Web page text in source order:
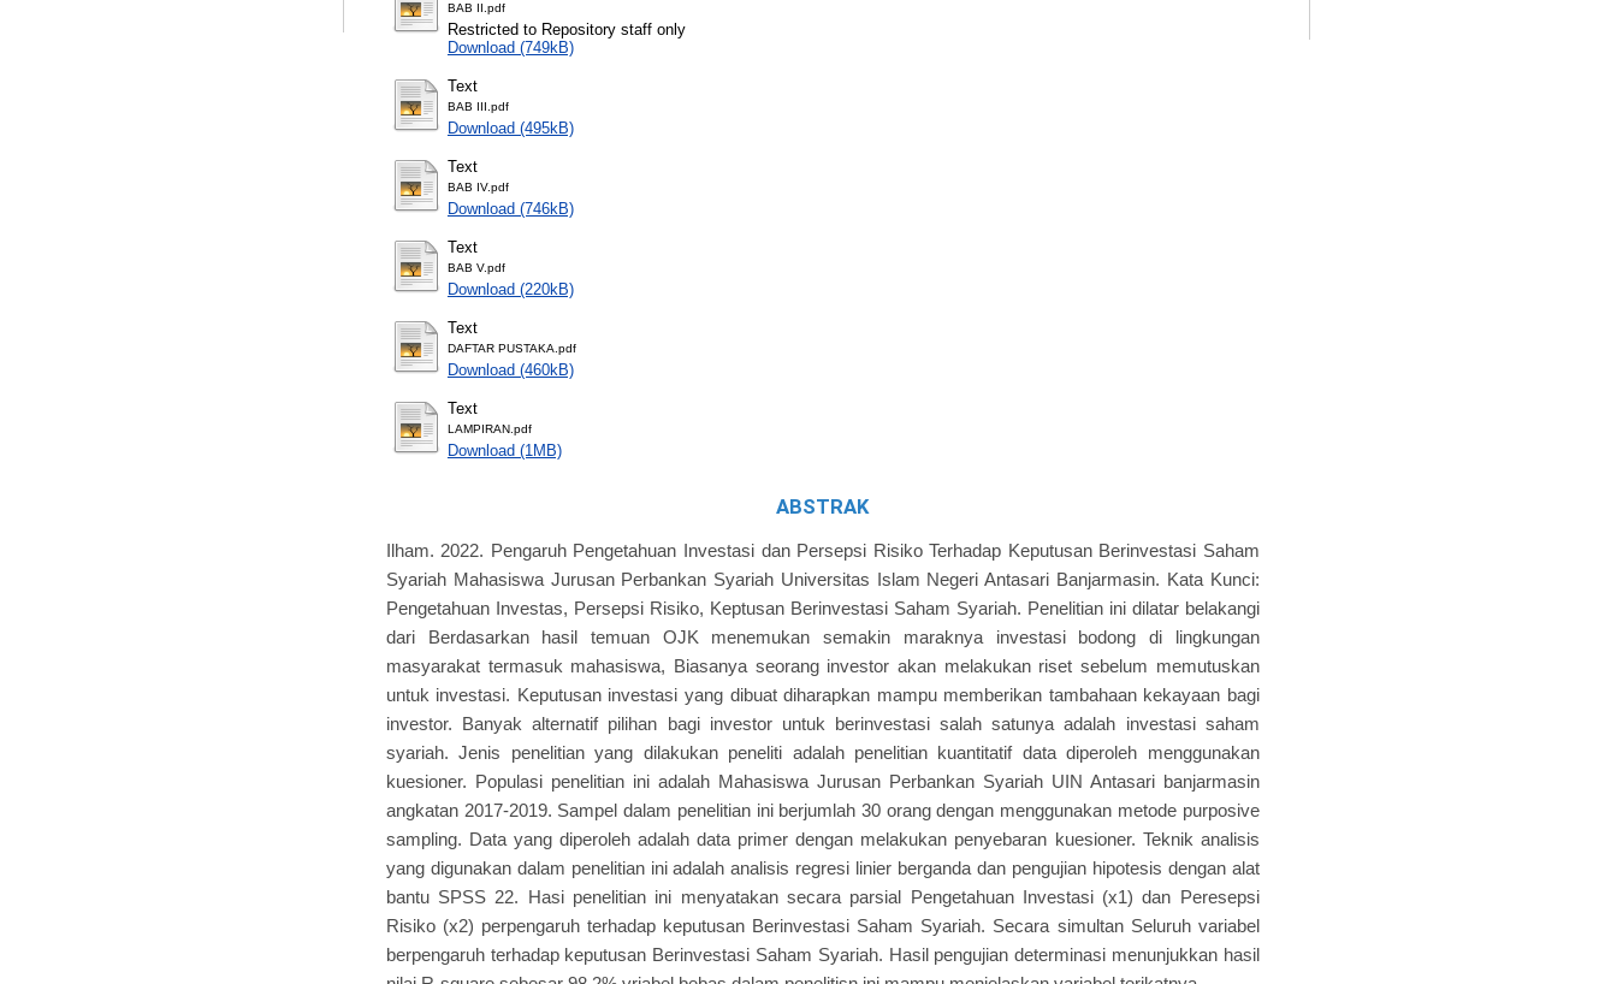
BAB II.pdf
Restricted to Repository staff only
Download (749kB)
Text
BAB III.pdf
Download (495kB)
Text
BAB IV.pdf
Download (746kB)
Text
BAB V.pdf
Download (220kB)
Text
DAFTAR PUSTAKA.pdf
Download (460kB)
Text
LAMPIRAN.pdf
Download (1MB)
ABSTRAK
Ilham. 2022. Pengaruh Pengetahuan Investasi dan Persepsi Risiko Terhadap Keputusan Berinvestasi Saham
Syariah Mahasiswa Jurusan Perbankan Syariah Universitas Islam Negeri Antasari Banjarmasin. Kata Kunci:
Pengetahuan Investas, Persepsi Risiko, Keptusan Berinvestasi Saham Syariah. Penelitian ini dilatar belakangi
dari Berdasarkan hasil temuan OJK menemukan semakin maraknya investasi bodong di lingkungan
masyarakat termasuk mahasiswa, Biasanya seorang investor akan melakukan riset sebelum memutuskan
untuk investasi. Keputusan investasi yang dibuat diharapkan mampu memberikan tambahaan kekayaan bagi
investor. Banyak alternatif pilihan bagi investor untuk berinvestasi salah satunya adalah investasi saham
syariah. Jenis penelitian yang dilakukan peneliti adalah penelitian kuantitatif data diperoleh menggunakan
kuesioner. Populasi penelitian ini adalah Mahasiswa Jurusan Perbankan Syariah UIN Antasari banjarmasin
angkatan 2017-2019. Sampel dalam penelitian ini berjumlah 30 orang dengan menggunakan metode purposive
sampling. Data yang diperoleh adalah data primer dengan melakukan penyebaran kuesioner. Teknik analisis
yang digunakan dalam penelitian ini adalah analisis regresi linier berganda dan pengujian hipotesis dengan alat
bantu SPSS 22. Hasi penelitian ini menyatakan secara parsial Pengetahuan Investasi (x1) dan Peresepsi
Risiko (x2) perpengaruh terhadap keputusan Berinvestasi Saham Syariah. Secara simultan Seluruh variabel
berpengaruh terhadap keputusan Berinvestasi Saham Syariah. Hasil pengujian determinasi menunjukkan hasil